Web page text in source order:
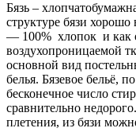
Бязь –
структуре бязи
― 100% хлопок и как
воздухопроницаемой
основной вид
белья. Бязевое бельё,
бесконечное число
сравнительно
плетения, из бязи